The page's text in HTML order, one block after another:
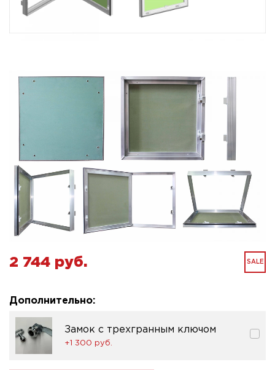
2 744 pуб. SALE
Дополнительно:
Замок с трехгранным ключом
+1 300 pуб.